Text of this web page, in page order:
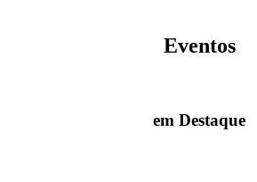
Eventos
em Destaque